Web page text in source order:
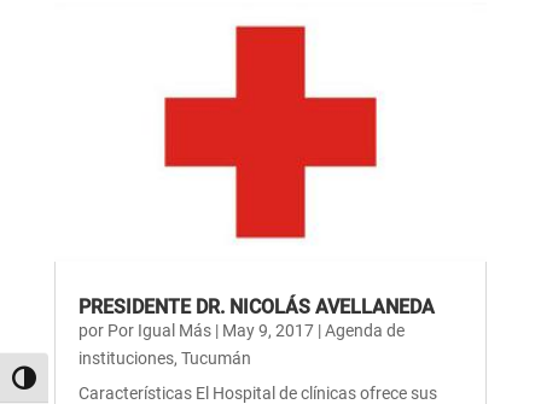
Alternar alto contraste
PRESIDENTE DR. NICOLÁS AVELLANEDA
por Por Igual Más| May 9, 2017|Agenda de
instituciones, Tucumán
Características El Hospital de clínicas ofrece sus